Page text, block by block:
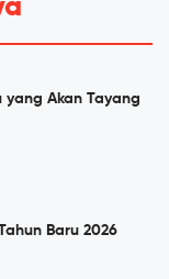
yang Akan Tayang
Baru 2026